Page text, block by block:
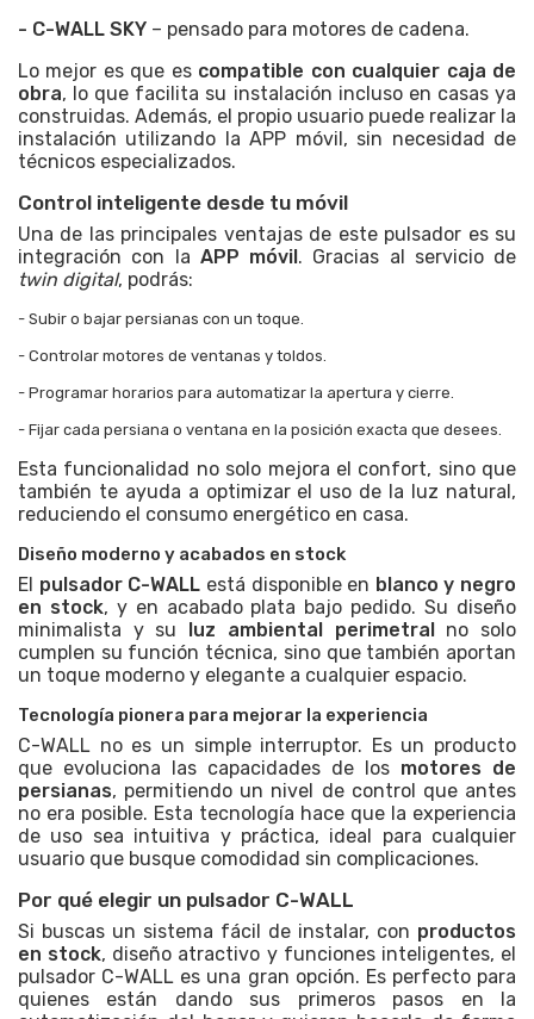
- C-WALL SKY – pensado para motores de cadena.
Lo mejor es que es compatible con cualquier caja de
obra, lo que facilita su instalación incluso en casas ya
construidas. Además, el propio usuario puede realizar la
instalación utilizando la APP móvil, sin necesidad de
técnicos especializados.
Control inteligente desde tu móvil
Una de las principales ventajas de este pulsador es su
integración con la APP móvil. Gracias al servicio de
twin digital, podrás:
- Subir o bajar persianas con un toque.
- Controlar motores de ventanas y toldos.
- Programar horarios para automatizar la apertura y cierre.
- Fijar cada persiana o ventana en la posición exacta que desees.
Esta funcionalidad no solo mejora el confort, sino que
también te ayuda a optimizar el uso de la luz natural,
reduciendo el consumo energético en casa.
Diseño moderno y acabados en stock
El pulsador C-WALL está disponible en blanco y negro
en stock, y en acabado plata bajo pedido. Su diseño
minimalista y su luz ambiental perimetralno solo
cumplen su función técnica, sino que también aportan
un toque moderno y elegante a cualquier espacio.
Tecnología pionera para mejorar la experiencia
C-WALL no es un simple interruptor. Es un producto
que evoluciona las capacidades de los motores de
persianas, permitiendo un nivel de control que antes
no era posible. Esta tecnología hace que la experiencia
de uso sea intuitiva y práctica, ideal para cualquier
usuario que busque comodidad sin complicaciones.
Por qué elegir un pulsador C-WALL
Si buscas un sistema fácil de instalar, con productos
en stock, diseño atractivo y funciones inteligentes, el
pulsador C-WALL es una gran opción. Es perfecto para
quienes están dando sus primeros pasos en la